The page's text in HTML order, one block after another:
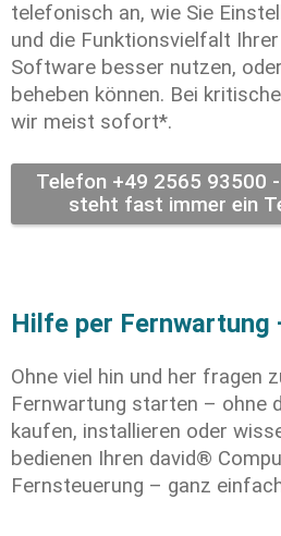
telefonisch an, wie Sie
und die Funktionsvielfalt
Software besser nutzen,
beheben können. Bei
wir meist sofort*.
Telefon +49 2565 93500
steht fast immer ein
Hilfe per Fernwartung
Ohne viel hin und her fragen
Fernwartung starten – ohne
kaufen, installieren oder
bedienen Ihren david®
Fernsteuerung – ganz